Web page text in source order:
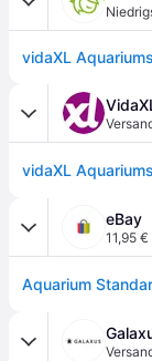
eBay
11,95